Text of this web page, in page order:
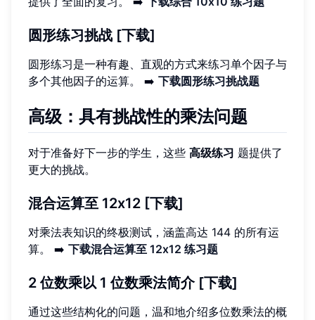
圆形练习挑战 [下载]
圆形练习是一种有趣、直观的方式来练习单个因子与
多个其他因子的运算。 ➡️ 下载圆形练习挑战题
高级：具有挑战性的乘法问题
对于准备好下一步的学生，这些 高级练习 题提供了
更大的挑战。
混合运算至 12x12 [下载]
对乘法表知识的终极测试，涵盖高达 144 的所有运
算。 ➡️ 下载混合运算至 12x12 练习题
2 位数乘以 1 位数乘法简介 [下载]
通过这些结构化的问题，温和地介绍多位数乘法的概